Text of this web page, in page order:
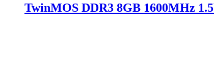
TwinMOS DDR3 8GB 1600MHz